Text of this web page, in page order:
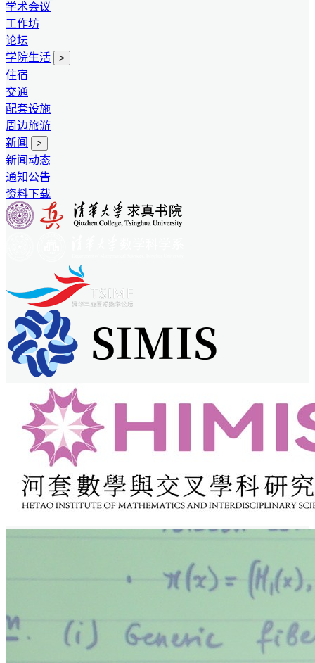
学术会议
工作坊
论坛
学院生活
>
住宿
交通
配套设施
周边旅游
新闻
>
新闻动态
通知公告
资料下载